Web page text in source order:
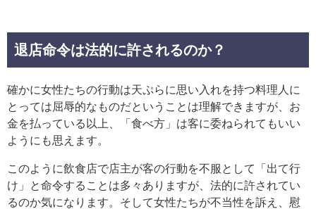
退店命令は法的に許されるのか？
確かに女性たちの行動は天ぷらに思い入れを持つ料理人に
とっては屈辱的なものだということは理解できますが、お
金を払っている以上、「食べ方」は客に委ねられてもいい
ようにも思えます。
このように飲食店で店主が客の行動を不服として「出て行
け」と命令することは多々ありますが、法的に許されてい
るのか気になります。そして女性たちが不当性を訴え、慰